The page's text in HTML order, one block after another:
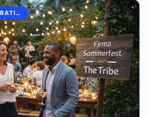
LIVSSTIL & INSPIRATION